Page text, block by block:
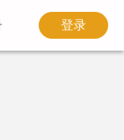
登录